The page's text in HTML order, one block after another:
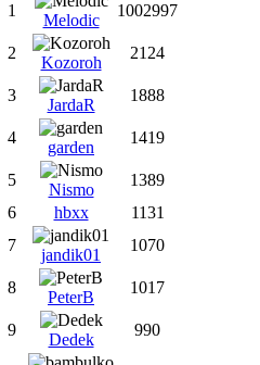
1
Melodic
1002997
2
Kozoroh
2124
3
JardaR
1888
4
garden
1419
5
Nismo
1389
6
hbxx
1131
7
jandik01
1070
8
PeterB
1017
9
Dedek
990